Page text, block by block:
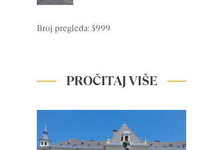
Broj pregleda: 5999
PROČITAJ VIŠE